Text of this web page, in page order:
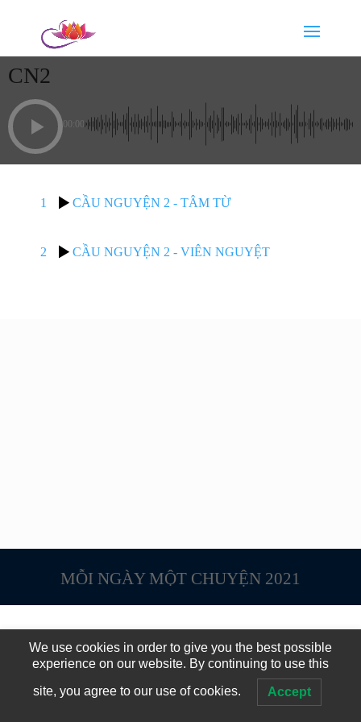
CN2
00:00
1 CẦU NGUYỆN 2 - TÂM TỪ
2 CẦU NGUYỆN 2 - VIÊN NGUYỆT
MỖI NGÀY MỘT CHUYỆN 2021
We use cookies in order to give you the best possible
experience on our website. By continuing to use this
site, you agree to our use of cookies. Accept